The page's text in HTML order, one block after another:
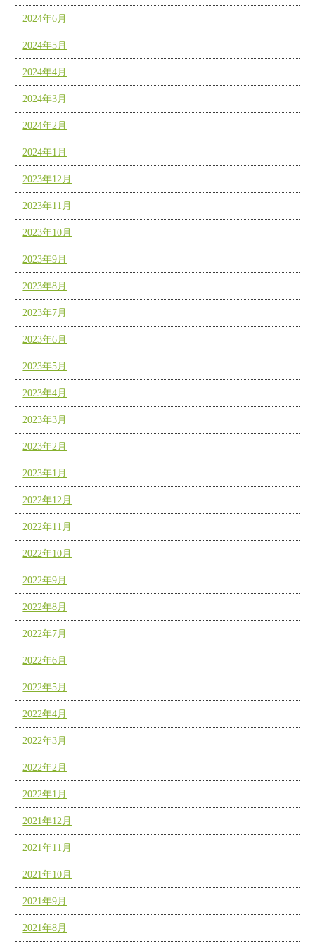
2024年6月
2024年5月
2024年4月
2024年3月
2024年2月
2024年1月
2023年12月
2023年11月
2023年10月
2023年9月
2023年8月
2023年7月
2023年6月
2023年5月
2023年4月
2023年3月
2023年2月
2023年1月
2022年12月
2022年11月
2022年10月
2022年9月
2022年8月
2022年7月
2022年6月
2022年5月
2022年4月
2022年3月
2022年2月
2022年1月
2021年12月
2021年11月
2021年10月
2021年9月
2021年8月